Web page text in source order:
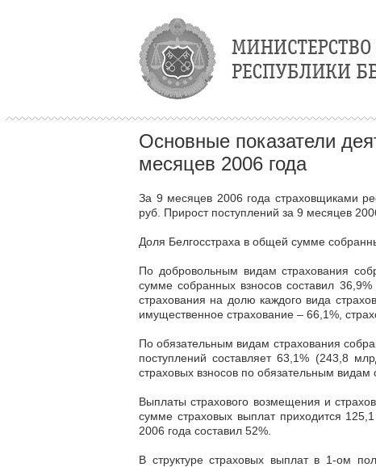
Основные показатели
месяцев 2006 года
За 9 месяцев 2006 года страховщиками
руб. Прирост поступлений за 9 месяцев
Доля Белгосстраха в общей сумме
По добровольным видам страхования
сумме собранных взносов составил
страхования на долю каждого вида
имущественное страхование – 66,1%,
По обязательным видам страхования
поступлений составляет 63,1% (243,8
страховых взносов по обязательным видам
Выплаты страхового возмещения и
сумме страховых выплат приходится
2006 года составил 52%.
В структуре страховых выплат в 1-ом